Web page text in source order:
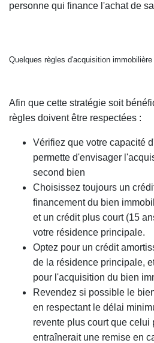
personne qui finance l'achat de
Quelques règles d'acquisition
Afin que cette stratégie soit
règles doivent être respectées :
Vérifiez que votre capacité
permette d'envisager
second bien
Choisissez toujours un
financement du bien
et un crédit plus court (15
votre résidence principale.
Optez pour un crédit
de la résidence principale,
pour l'acquisition du bien
Revendez si possible le
en respectant le délai
revente plus court que celui
entraînerait une remise en